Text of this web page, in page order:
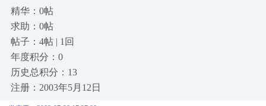
精华：0帖
求助：0帖
帖子：4帖 | 1回
年度积分：0
历史总积分：13
注册：2003年5月12日